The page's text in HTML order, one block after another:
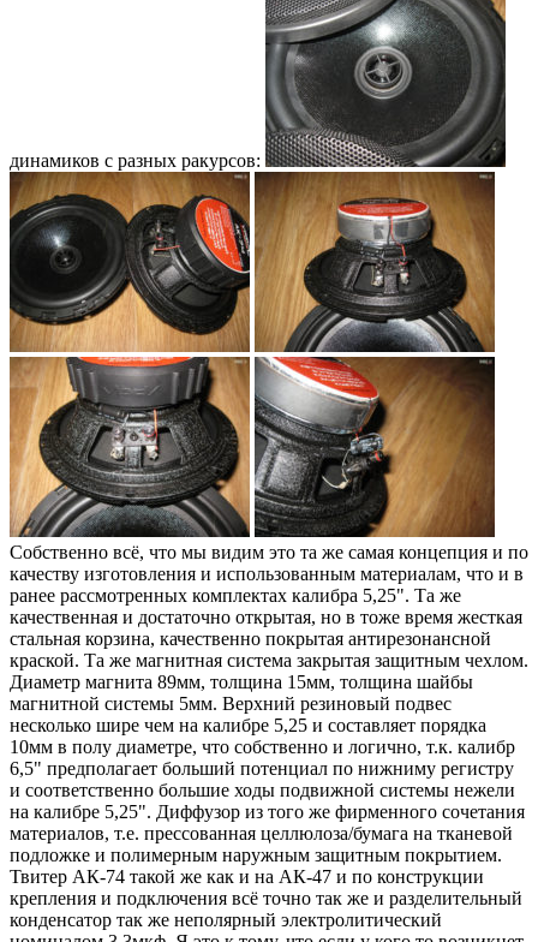
динамиков с разных ракурсов:
Собственно всё, что мы видим это та же самая концепция и по
качеству изготовления и использованным материалам, что и в
ранее рассмотренных комплектах калибра 5,25". Та же
качественная и достаточно открытая, но в тоже время жесткая
стальная корзина, качественно покрытая антирезонансной
краской. Та же магнитная система закрытая защитным чехлом.
Диаметр магнита 89мм, толщина 15мм, толщина шайбы
магнитной системы 5мм. Верхний резиновый подвес
несколько шире чем на калибре 5,25 и составляет порядка
10мм в полу диаметре, что собственно и логично, т.к. калибр
6,5" предполагает больший потенциал по нижниму регистру
и соответственно большие ходы подвижной системы нежели
на калибре 5,25". Диффузор из того же фирменного сочетания
материалов, т.е. прессованная целлюлоза/бумага на тканевой
подложке и полимерным наружным защитным покрытием.
Твитер АК-74 такой же как и на АК-47 и по конструкции
крепления и подключения всё точно так же и разделительный
конденсатор так же неполярный электролитический